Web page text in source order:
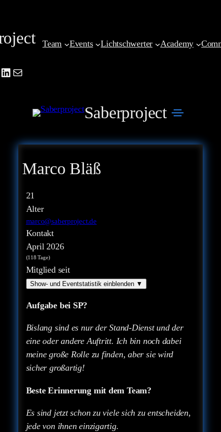
springen
Mail
Team Events Lichtschwerter Academy
Saberproject
Marco Bläß
21
Alter
marco@saberproject.de
Kontakt
April 2026
(118 Tage)
Mitglied seit
Show- und Eventstatistik einblenden ▼
Aufgabe bei SP?
Bislang sind es nur der Stand-Dienst und der
eine oder andere Auftritt. Ich bin noch dabei
meine große Rolle zu finden, aber sie wird
sicher großartig!
Beste Erinnerung mit dem Team?
Es sind jetzt schon zu viele sich zu entscheiden,
jede von ihnen einzigartig.